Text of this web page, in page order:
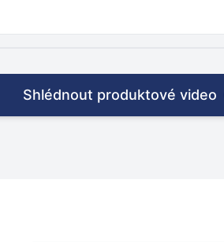
Shlédnout produktové video